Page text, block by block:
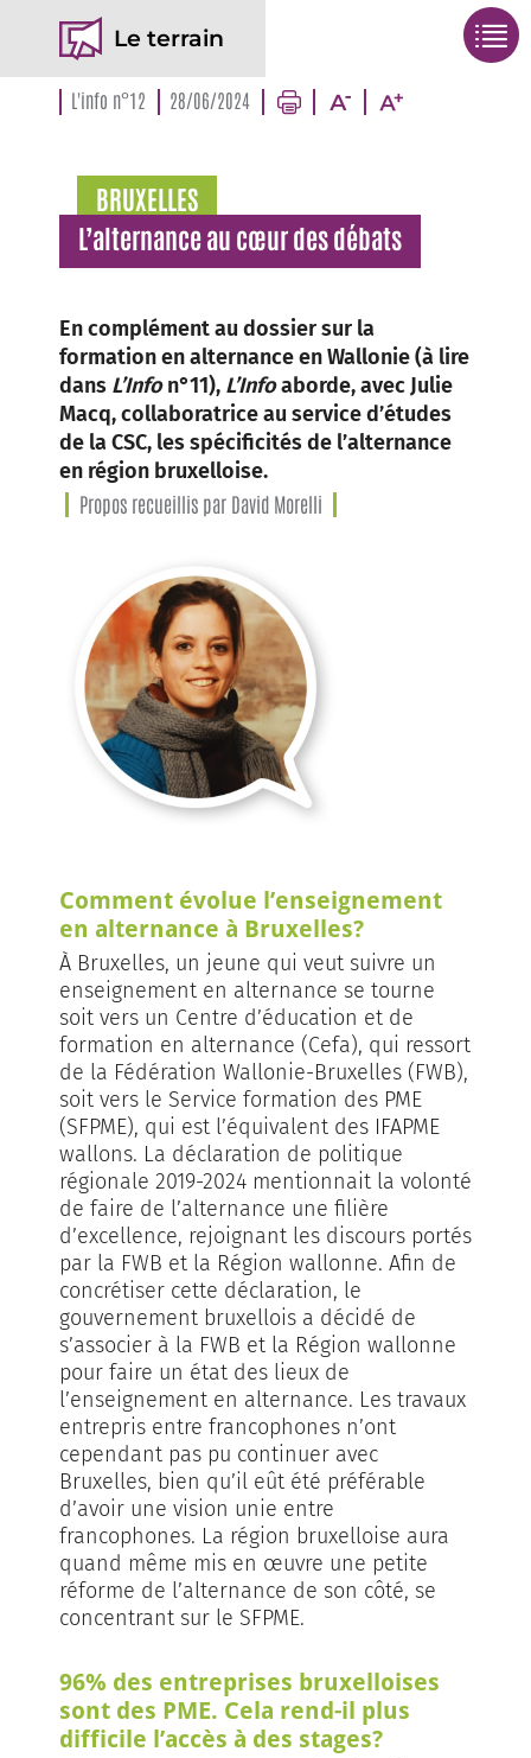
Le terrain
L'info n°12 28/06/2024
BRUXELLES
L’alternance au cœur des débats
En complément au dossier sur la
formation en alternance en Wallonie (à lire
dans L’Infon°11), L’Infoaborde, avec Julie
Macq, collaboratrice au service d’études
de la CSC, les spécificités de l’alternance
en région bruxelloise.
Propos recueillis par David Morelli
Comment évolue l’enseignement
en alternance à Bruxelles?
À Bruxelles, un jeune qui veut suivre un
enseignement en alternance se tourne
soit vers un Centre d’éducation et de
formation en alternance (Cefa), qui ressort
de la Fédération Wallonie-Bruxelles (FWB),
soit vers le Service formation des PME
(SFPME), qui est l’équivalent des IFAPME
wallons. La déclaration de politique
régionale 2019-2024 mentionnait la volonté
de faire de l’alternance une filière
d’excellence, rejoignant les discours portés
par la FWB et la Région wallonne. Afin de
concrétiser cette déclaration, le
gouvernement bruxellois a décidé de
s’associer à la FWB et la Région wallonne
pour faire un état des lieux de
l’enseignement en alternance. Les travaux
entrepris entre francophones n’ont
cependant pas pu continuer avec
Bruxelles, bien qu’il eût été préférable
d’avoir une vision unie entre
francophones. La région bruxelloise aura
quand même mis en œuvre une petite
réforme de l’alternance de son côté, se
concentrant sur le SFPME.
96% des entreprises bruxelloises
sont des PME. Cela rend-il plus
difficile l’accès à des stages?